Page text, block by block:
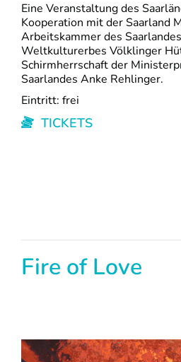
Eine Veranstaltung des
Kooperation mit der Saarland
Arbeitskammer des
Weltkulturerbes Völklinger
Schirmherrschaft der
Saarlandes Anke Rehlinger.
Eintritt: frei
TICKETS
Fire of Love